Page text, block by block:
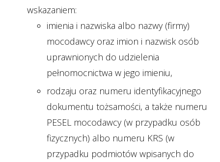
wskazaniem:
imienia i nazwiska albo nazwy (firmy)
mocodawcy oraz imion i nazwisk osób
uprawnionych do udzielenia
pełnomocnictwa w jego imieniu,
rodzaju oraz numeru identyfikacyjnego
dokumentu tożsamości, a także numeru
PESEL mocodawcy (w przypadku osób
fizycznych) albo numeru KRS (w
przypadku podmiotów wpisanych do